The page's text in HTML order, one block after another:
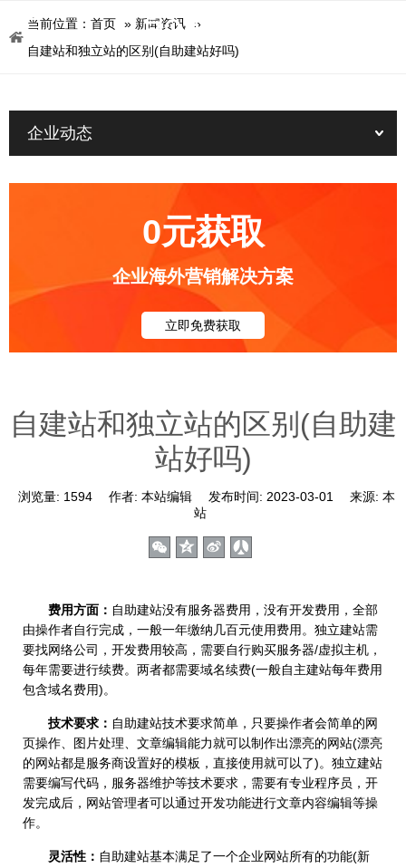
当前位置： 首页 » 新闻资讯 »
自建站和独立站的区别(自助建站好吗)
企业动态
0元获取
企业海外营销解决方案
立即免费获取
自建站和独立站的区别(自助建
站好吗)
浏览量: 1594 作者: 本站编辑 发布时间: 2023-03-01 来源: 本
站
费用方面： 自助建站没有服务器费用，没有开发费用，全部
由操作者自行完成，一般一年缴纳几百元使用费用。独立建站需
要找网络公司，开发费用较高，需要自行购买服务器/虚拟主机，
每年需要进行续费。两者都需要域名续费(一般自主建站每年费用
包含域名费用)。
技术要求： 自助建站技术要求简单，只要操作者会简单的网
页操作、图片处理、文章编辑能力就可以制作出漂亮的网站(漂亮
的网站都是服务商设置好的模板，直接使用就可以了)。独立建站
需要编写代码，服务器维护等技术要求，需要有专业程序员，开
发完成后，网站管理者可以通过开发功能进行文章内容编辑等操
作。
灵活性： 自助建站基本满足了一个企业网站所有的功能(新